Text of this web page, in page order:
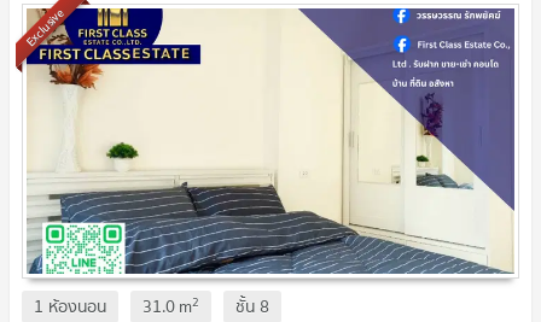
Exclusive
1 ห้องนอน 31.0m2 ชั้น 8